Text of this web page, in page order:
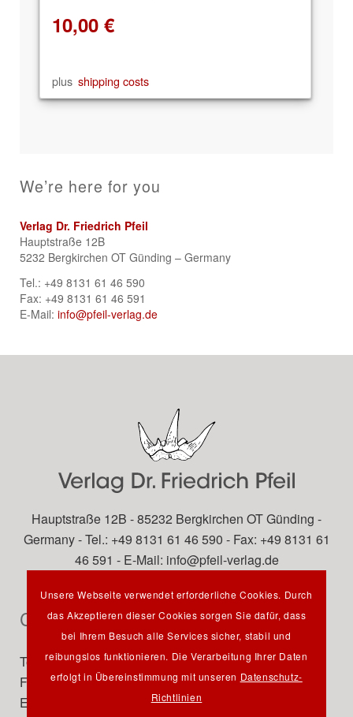
10,00 €
plus shipping costs
We’re here for you
Verlag Dr. Friedrich Pfeil
Hauptstraße 12B
5232 Bergkirchen OT Günding – Germany
Tel.: +49 8131 61 46 590
Fax: +49 8131 61 46 591
E-Mail: info@pfeil-verlag.de
Hauptstraße 12B - 85232 Bergkirchen OT Günding -
Germany - Tel.: +49 8131 61 46 590 - Fax: +49 8131 61
46 591 - E-Mail: info@pfeil-verlag.de
Contact
Tel.: +49 89 742827-0
Fax: +49 89 7242772
E-Mail:
info@pfeil-verlag.de
Unsere Webseite verwendet erforderliche Cookies. Durch
das Akzeptieren dieser Cookies sorgen Sie dafür, dass
bei Ihrem Besuch alle Services sicher, stabil und
reibungslos funktionieren. Die Verarbeitung Ihrer Daten
erfolgt in Übereinstimmung mit unseren Datenschutz-
Richtlinien